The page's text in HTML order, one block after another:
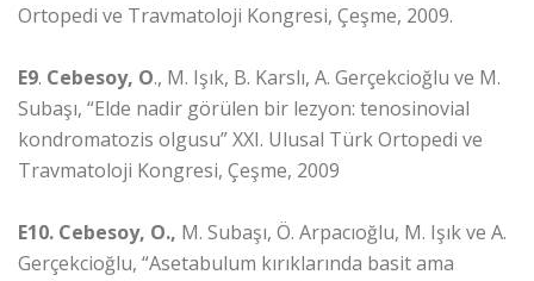
Ortopedi ve Travmatoloji Kongresi, Çeşme, 2009.
E9. Cebesoy, O., M. Işık, B. Karslı, A. Gerçekcioğlu ve M.
Subaşı, “Elde nadir görülen bir lezyon: tenosinovial
kondromatozis olgusu” XXI. Ulusal Türk Ortopedi ve
Travmatoloji Kongresi, Çeşme, 2009
E10. Cebesoy, O., M. Subaşı, Ö. Arpacıoğlu, M. Işık ve A.
Gerçekcioğlu, “Asetabulum kırıklarında basit ama